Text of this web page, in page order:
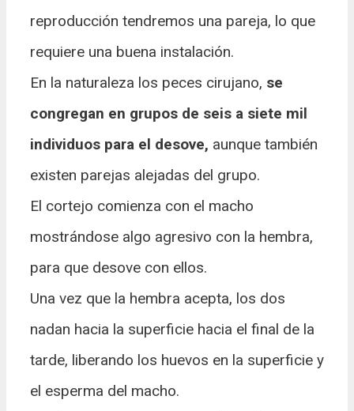
reproducción tendremos una pareja, lo que
requiere una buena instalación.
En la naturaleza los peces cirujano, se
congregan en grupos de seis a siete mil
individuos para el desove, aunque también
existen parejas alejadas del grupo.
El cortejo comienza con el macho
mostrándose algo agresivo con la hembra,
para que desove con ellos.
Una vez que la hembra acepta, los dos
nadan hacia la superficie hacia el final de la
tarde, liberando los huevos en la superficie y
el esperma del macho.